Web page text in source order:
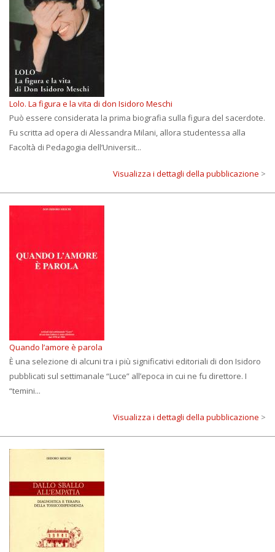
Lolo. La figura e la vita di don Isidoro Meschi
Può essere considerata la prima biografia sulla figura del sacerdote.
Fu scritta ad opera di Alessandra Milani, allora studentessa alla
Facoltà di Pedagogia dell’Universit...
Visualizza i dettagli della pubblicazione >
Quando l’amore è parola
È una selezione di alcuni tra i più significativi editoriali di don Isidoro
pubblicati sul settimanale “Luce” all’epoca in cui ne fu direttore. I
“temini...
Visualizza i dettagli della pubblicazione >